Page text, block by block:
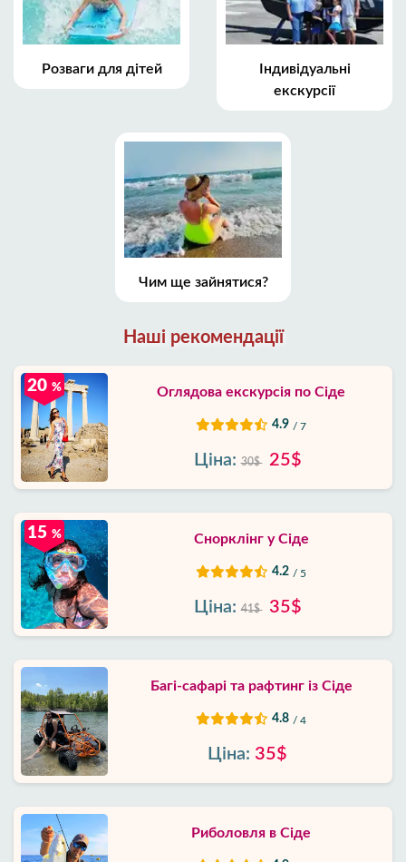
Розваги для дітей
Індивідуальні
екскурсії
Чим ще зайнятися?
Наші рекомендації
20 % Оглядова екскурсія по Сіде
4.9 / 7
Ціна: 30$ 25$
15 % Снорклінг у Сіде
4.2 / 5
Ціна: 41$ 35$
Багі-сафарі та рафтинг із Сіде
4.8 / 4
Ціна: 35$
Риболовля в Сіде